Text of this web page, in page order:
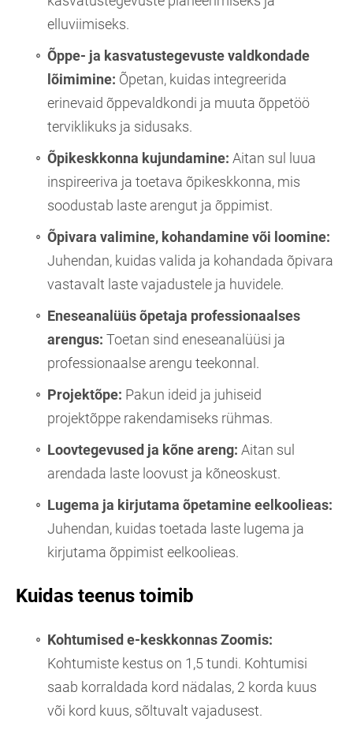
elluviimiseks.
Õppe- ja kasvatustegevuste valdkondade
lõimimine: Õpetan, kuidas integreerida
erinevaid õppevaldkondi ja muuta õppetöö
terviklikuks ja sidusaks.
Õpikeskkonna kujundamine: Aitan sul luua
inspireeriva ja toetava õpikeskkonna, mis
soodustab laste arengut ja õppimist.
Õpivara valimine, kohandamine või loomine:
Juhendan, kuidas valida ja kohandada õpivara
vastavalt laste vajadustele ja huvidele.
Eneseanalüüs õpetaja professionaalses
arengus: Toetan sind eneseanalüüsi ja
professionaalse arengu teekonnal.
Projektõpe: Pakun ideid ja juhiseid
projektõppe rakendamiseks rühmas.
Loovtegevused ja kõne areng: Aitan sul
arendada laste loovust ja kõneoskust.
Lugema ja kirjutama õpetamine eelkoolieas:
Juhendan, kuidas toetada laste lugema ja
kirjutama õppimist eelkoolieas.
Kuidas teenus toimib
Kohtumised e-keskkonnas Zoomis:
Kohtumiste kestus on 1,5 tundi. Kohtumisi
saab korraldada kord nädalas, 2 korda kuus
või kord kuus, sõltuvalt vajadusest.